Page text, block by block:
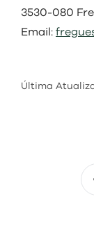
3530-080
Email:
Última